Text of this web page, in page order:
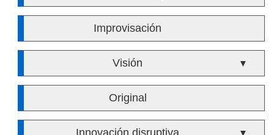
Improvisación
Visión ▼
Original
Innovación disruptiva ▼